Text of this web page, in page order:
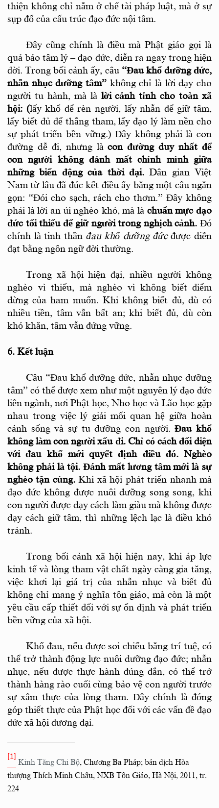
thiện không chỉ nằm ở chế tài pháp luật, mà ở sự
sụp đổ của cấu trúc đạo đức nội tâm.
Đây cũng chính là điều mà Phật giáo gọi là
quả báo tâm lý – đạo đức, diễn ra ngay trong hiện
đời. Trong bối cảnh ấy, câu “Đau khổ dưỡng đức,
nhẫn nhục dưỡng tâm” không chỉ là lời dạy cho
người tu hành, mà là lời cảnh tỉnh cho toàn xã
hội: (lấy khổ để rèn người, lấy nhẫn để giữ tâm,
lấy biết đủ để thắng tham, lấy đạo lý làm nền cho
sự phát triển bền vững.)Đây không phải là con
đường dễ đi, nhưng làcon đường duy nhất để
con người không đánh mất chính mình giữa
những biến động của thời đại. Dân gian Việt
Nam từ lâu đã đúc kết điều ấy bằng một câu ngắn
gọn: “Đói cho sạch, rách cho thơm.” Đây không
phải là lời an ủi nghèo khó, mà là chuẩn mực đạo
đức tối thiểu để giữ người trong nghịch cảnh.Đó
chính là tinh thần đau khổ dưỡng đứcđược diễn
đạt bằng ngôn ngữ đời thường.
Trong xã hội hiện đại, nhiều người không
nghèo vì thiếu, mà nghèo vì không biết điểm
dừng của ham muốn. Khi không biết đủ, dù có
nhiều tiền, tâm vẫn bất an; khi biết đủ, dù còn
khó khăn, tâm vẫn đứng vững.
6. Kết luận
Câu “Đau khổ dưỡng đức, nhẫn nhục dưỡng
tâm” có thể được xem như một nguyên lý đạo đức
liên ngành, nơi Phật học, Nho học và Lão học gặp
nhau trong việc lý giải mối quan hệ giữa hoàn
cảnh sống và sự tu dưỡng con người.Đau khổ
không làm con người xấu đi. Chỉ có cách đối diện
với đau khổ mới quyết định điều đó. Nghèo
không phải là tội. Đánh mất lương tâm mới là sự
nghèo tận cùng. Khi xã hội phát triển nhanh mà
đạo đức không được nuôi dưỡng song song, khi
con người được dạy cách làm giàu mà không được
dạy cách giữ tâm, thì những lệch lạc là điều khó
tránh.
Trong bối cảnh xã hội hiện nay, khi áp lực
kinh tế và lòng tham vật chất ngày càng gia tăng,
việc khơi lại giá trị của nhẫn nhục và biết đủ
không chỉ mang ý nghĩa tôn giáo, mà còn là một
yêu cầu cấp thiết đối với sự ổn định và phát triển
bền vững của xã hội.
Khổ đau, nếu được soi chiếu bằng trí tuệ, có
thể trở thành động lực nuôi dưỡng đạo đức; nhẫn
nhục, nếu được thực hành đúng đắn, có thể trở
thành hàng rào cuối cùng bảo vệ con người trước
sự xâm thực của lòng tham. Đây chính là đóng
góp thiết thực của Phật học đối với các vấn đề đạo
đức xã hội đương đại.
[1]
Kinh Tăng Chi Bộ, Chương Ba Pháp; bản dịch Hòa
thượng Thích Minh Châu, NXB Tôn Giáo, Hà Nội, 2011, tr.
224